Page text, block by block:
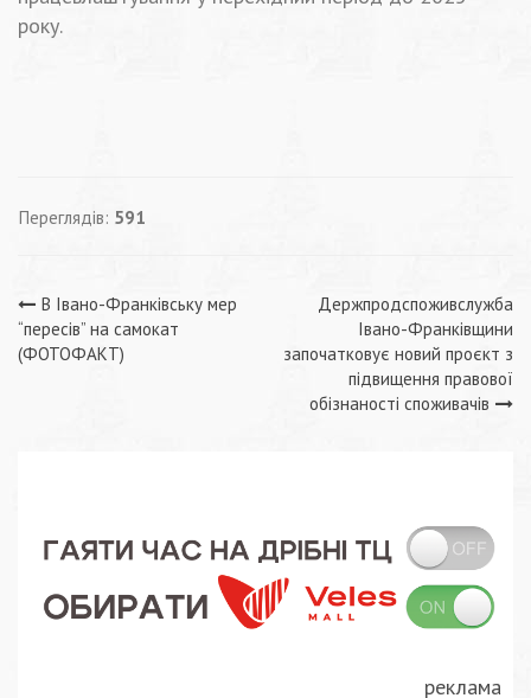
року.
Переглядів: 591
Навігація
записів
В Івано-Франківську мер
“пересів” на самокат
(ФОТОФАКТ)
Держпродспоживслужба
Івано-Франківщини
започатковує новий проєкт з
підвищення правової
обізнаності споживачів